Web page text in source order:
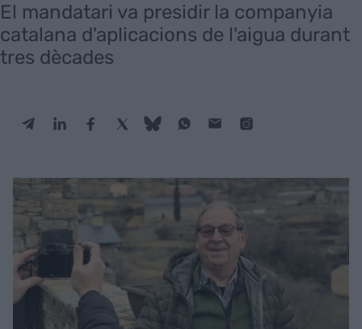
El mandatari va presidir la companyia
catalana d'aplicacions de l'aigua durant
tres dècades